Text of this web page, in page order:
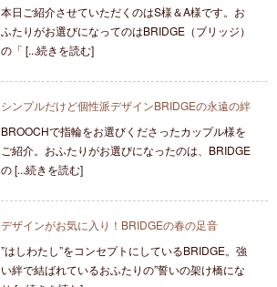
本日ご紹介させていただくのはS様＆A様です。お
ふたりがお選びになってのはBRIDGE（ブリッジ）
の「 [...続きを読む]
シンプルだけど個性派デザインBRIDGEの永遠の絆
BROOCHで指輪をお選びくださったカップル様を
ご紹介。おふたりがお選びになったのは、BRIDGE
の [...続きを読む]
デザインがお気に入り！BRIDGEの春の足音
”はしわたし”をコンセプトにしているBRIDGE。強
い絆で結ばれているおふたりの”誓いの架け橋にな